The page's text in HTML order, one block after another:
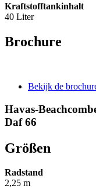
Kraftstofftankinhalt
40 Liter
Brochure
Bekijk de
Havas-
Daf 66
Größen
Radstand
2,25 m